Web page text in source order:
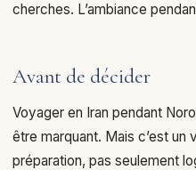
cherches. L’ambiance
Avant de décider
Voyager en Iran pendant
être marquant. Mais c’est un
préparation, pas seulement